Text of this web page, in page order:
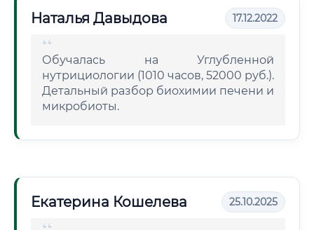
Наталья Давыдова 17.12.2022
Обучалась на Углубленной
нутрициологии (1010 часов, 52000 руб.).
Детальный разбор биохимии печени и
микробиоты.
Екатерина Кошелева 25.10.2025